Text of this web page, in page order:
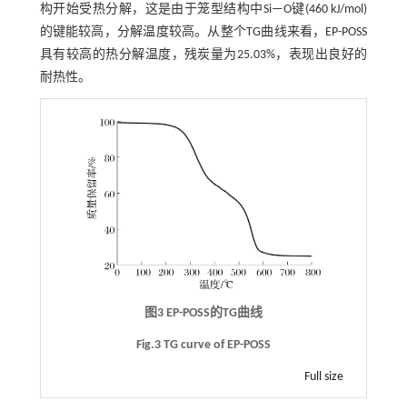
构开始受热分解，这是由于笼型结构中Si—O键(460 kJ/mol)
的键能较高，分解温度较高。从整个TG曲线来看，EP-POSS
具有较高的热分解温度，残炭量为25.03%，表现出良好的
耐热性。
图3 EP-POSS的TG曲线
Fig.3 TG curve of EP-POSS
Full size